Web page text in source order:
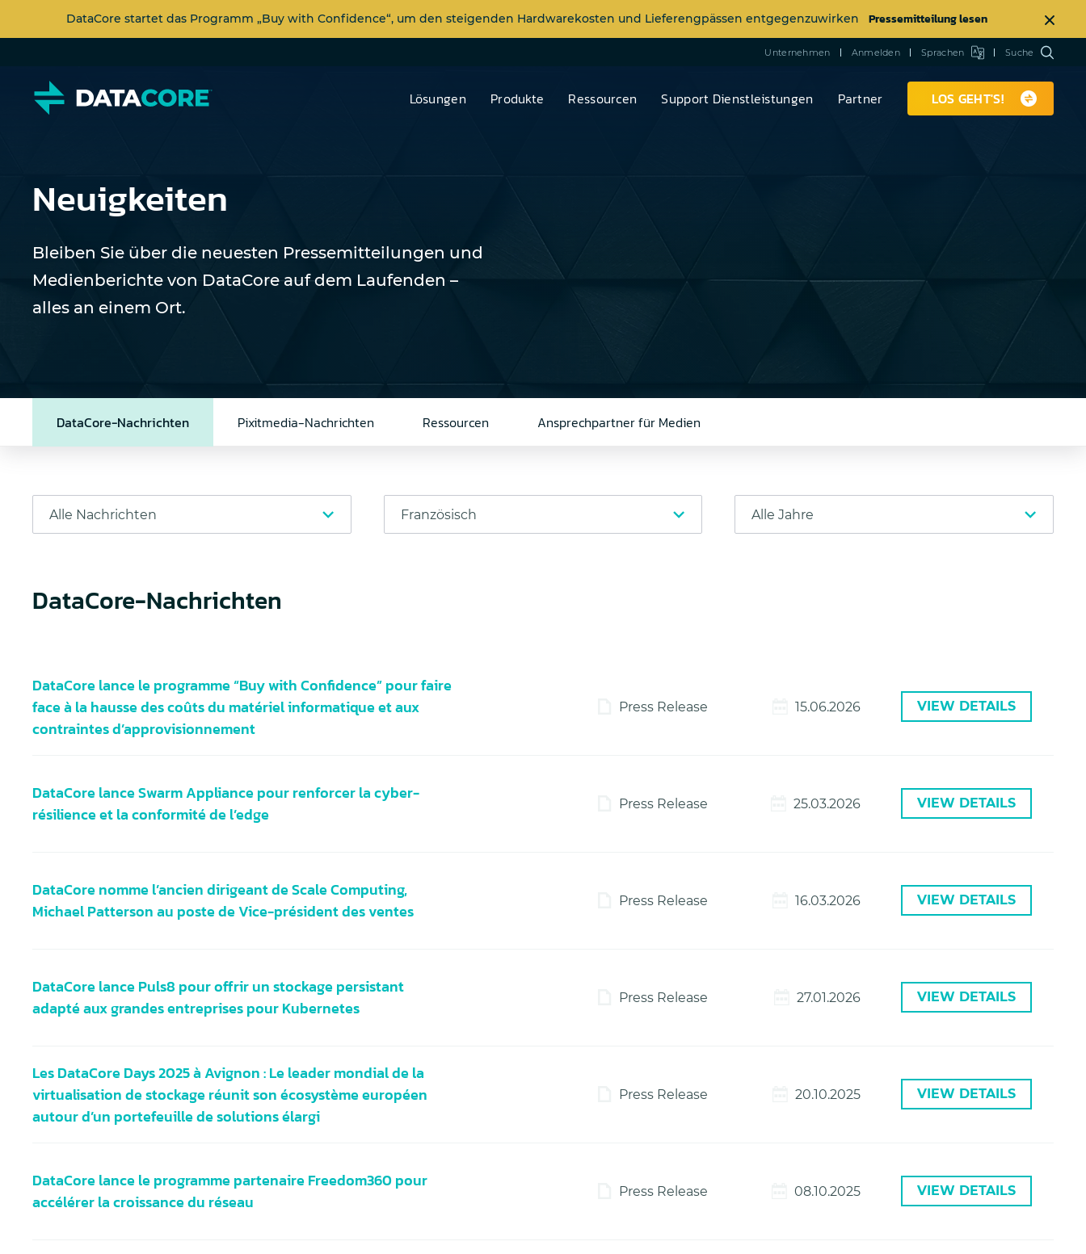
DataCore startet das Programm „Buy with Confidence“, um den steigenden Hardwarekosten und Lieferengpässen entgegenzuwirken Pressemitteilung lesen
Unternehmen Anmelden Sprachen Suche
Lösungen Produkte Ressourcen Support Dienstleistungen Partner LOS GEHT'S!
Neuigkeiten
Bleiben Sie über die neuesten Pressemitteilungen und
Medienberichte von DataCore auf dem Laufenden –
alles an einem Ort.
DataCore-Nachrichten Pixitmedia-Nachrichten Ressourcen Ansprechpartner für Medien
DataCore-Nachrichten
DataCore lance le programme “Buy with Confidence” pour faire
face à la hausse des coûts du matériel informatique et aux
contraintes d’approvisionnement
Press Release 15.06.2026 VIEW DETAILS
DataCore lance Swarm Appliance pour renforcer la cyber-
résilience et la conformité de l’edge
Press Release 25.03.2026 VIEW DETAILS
DataCore nomme l’ancien dirigeant de Scale Computing,
Michael Patterson au poste de Vice-président des ventes
Press Release 16.03.2026 VIEW DETAILS
DataCore lance Puls8 pour offrir un stockage persistant
adapté aux grandes entreprises pour Kubernetes
Press Release 27.01.2026 VIEW DETAILS
Les DataCore Days 2025 à Avignon : Le leader mondial de la
virtualisation de stockage réunit son écosystème européen
autour d’un portefeuille de solutions élargi
Press Release 20.10.2025 VIEW DETAILS
DataCore lance le programme partenaire Freedom360 pour
accélérer la croissance du réseau
Press Release 08.10.2025 VIEW DETAILS